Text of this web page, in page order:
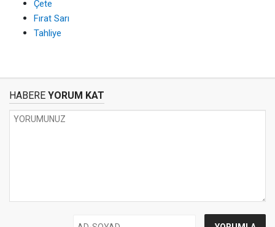
Çete
Fırat Sarı
Tahliye
HABERE YORUM KAT